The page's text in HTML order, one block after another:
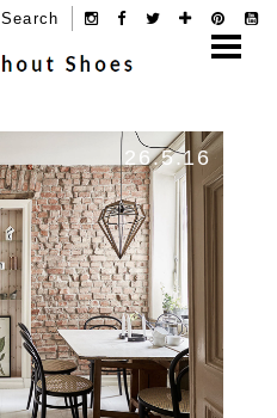
Search
26.5.16